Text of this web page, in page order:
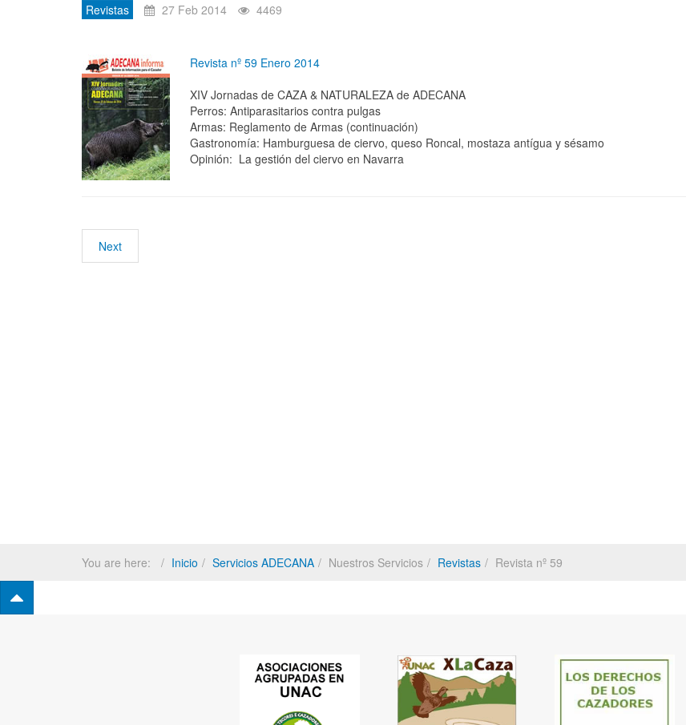
Revistas 27 Feb 2014 4469
Revista nº 59 Enero 2014
XIV Jornadas de CAZA & NATURALEZA de ADECANA
Perros: Antiparasitarios contra pulgas
Armas: Reglamento de Armas (continuación)
Gastronomía: Hamburguesa de ciervo, queso Roncal, mostaza antígua y sésamo
Opinión: La gestión del ciervo en Navarra
Next
You are here: Inicio Servicios ADECANA Nuestros Servicios Revistas Revista nº 59